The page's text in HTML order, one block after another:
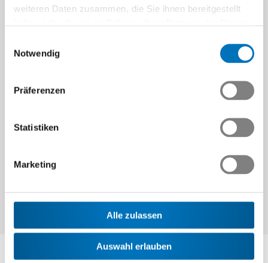
weiteren Daten zusammen, die Sie ihnen bereitgestellt
Notwendig
Präferenzen
Statistiken
Marketing
Alle zulassen
Auswahl erlauben
Weiter